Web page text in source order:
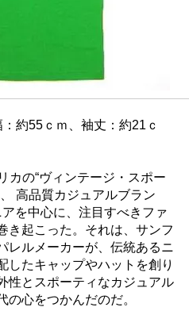
約55ｃｍ、袖丈：約21ｃ
カの“ヴィンテージ・スポー
高品質カジュアルブラン
を中心に、注目すべきファ
き起こった。それは、サンフ
レルメーカーが、伝統あるニ
したキャップやハットを創り
性とスポーティなカジュアル
の心をつかんだのだ。